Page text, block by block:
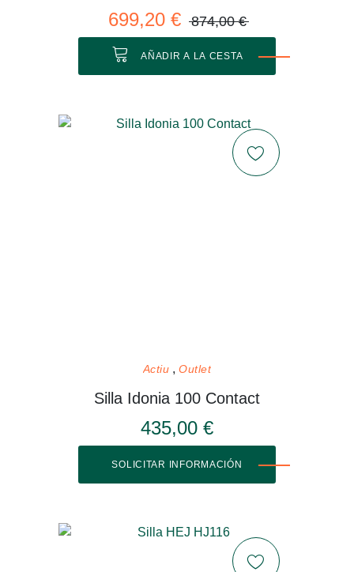
699,20 € 874,00 €
AÑADIR A LA CESTA
Actiu Outlet
Silla Idonia 100 Contact
435,00 €
SOLICITAR INFORMACIÓN